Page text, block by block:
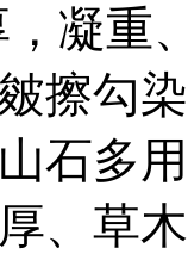
凝重
擦勾
石多
、草